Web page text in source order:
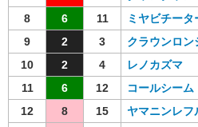
8
6 11 ミヤビチータ
9
2 3 クラウンロン
10
2 4 レノカズマ
11
6 12 コールシーム
12
8 15 ヤマニンレフ